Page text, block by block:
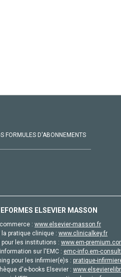
FORMULES D'ABONNEMENTS
ELSEVIER MASSON
: www.elsevier-masson.fr
la pratique clinique : www.clinicalkey.fr
pour les institutions : www.em-
sur l'EMC : emc-info.em-
pour les infirmier(e)s : pratique-
d'e-books Elsevier :